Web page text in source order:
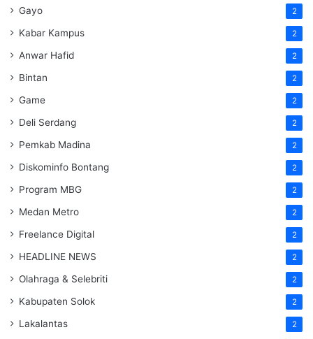
Gayo 2
Kabar Kampus 2
Anwar Hafid 2
Bintan 2
Game 2
Deli Serdang 2
Pemkab Madina 2
Diskominfo Bontang 2
Program MBG 2
Medan Metro 2
Freelance Digital 2
HEADLINE NEWS 2
Olahraga & Selebriti 2
Kabupaten Solok 2
Lakalantas 2